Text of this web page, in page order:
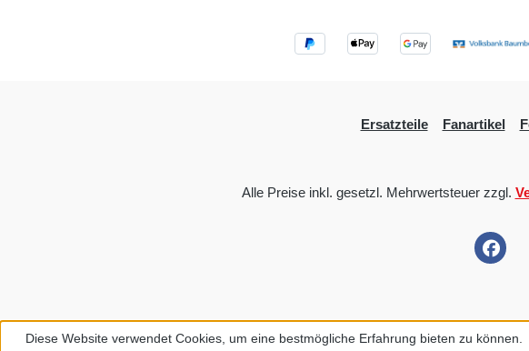
Ersatzteile Fanartikel
Alle Preise inkl. gesetzl. Mehrwertsteuer zzgl.
Diese Website verwendet Cookies, um eine bestmögliche Erfahrung bieten zu können.